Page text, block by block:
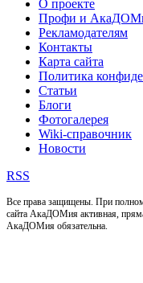
О проекте
Профи и
Рекламодателям
Контакты
Карта сайта
Политика
Статьи
Блоги
Фотогалерея
Wiki-справочник
Новости
RSS
Все права защищены. При
сайта АкаДОМия активная,
АкаДОМия обязательна.